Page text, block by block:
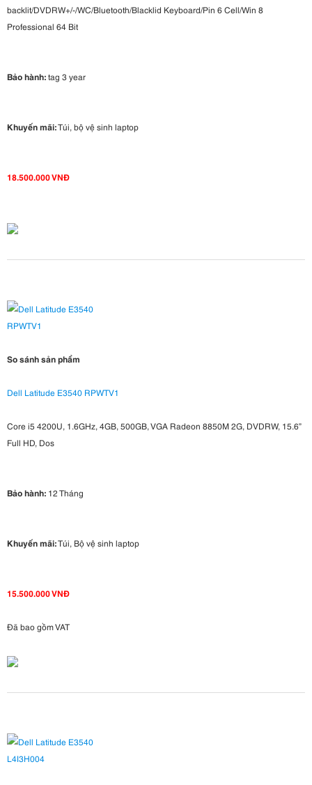
backlit/DVDRW+/-/WC/Bluetooth/Blacklid Keyboard/Pin 6 Cell/Win 8
Professional 64 Bit
Bảo hành:tag 3 year
Khuyến mãi:Túi, bộ vệ sinh laptop
18.500.000 VNĐ
So sánh sản phẩm
Dell Latitude E3540 RPWTV1
Core i5 4200U, 1.6GHz, 4GB, 500GB, VGA Radeon 8850M 2G, DVDRW, 15.6”
Full HD, Dos
Bảo hành: 12 Tháng
Khuyến mãi:Túi, Bộ vệ sinh laptop
15.500.000 VNĐ
Đã bao gồm VAT